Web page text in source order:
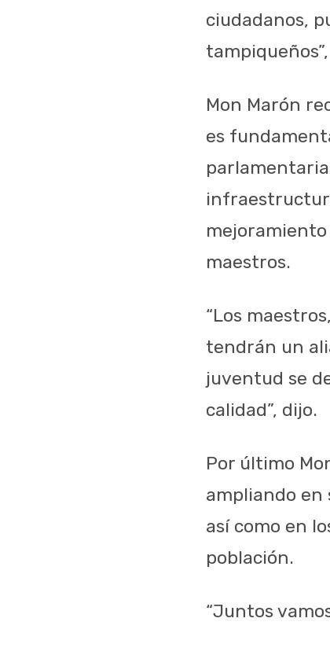
ciudadanos,
Mon Marón
es
mejoramiento
maestros.
“Los
tendrán un
juventud se
calidad”, dijo.
Por último
ampliando en
así como en
población.
“Juntos